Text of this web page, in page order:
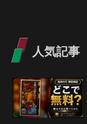
人気記事